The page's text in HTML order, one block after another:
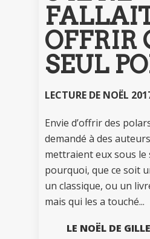
OFFRIR
SEUL
LECTURE DE NOËL
Envie d’offrir des
demandé à des
mettraient eux sous le
pourquoi, que ce soit
un classique, ou un
mais qui les a touché...
LE NOËL DE